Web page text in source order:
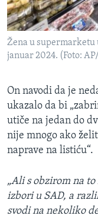
Žena u supermarketu
januar 2024. (Foto:
On navodi da je
ukazalo da bi
utiče na jedan do
nije mnogo ako
naprave na listiću“.
„Ali s obzirom na
izbori u SAD, a
svodi na nekoliko